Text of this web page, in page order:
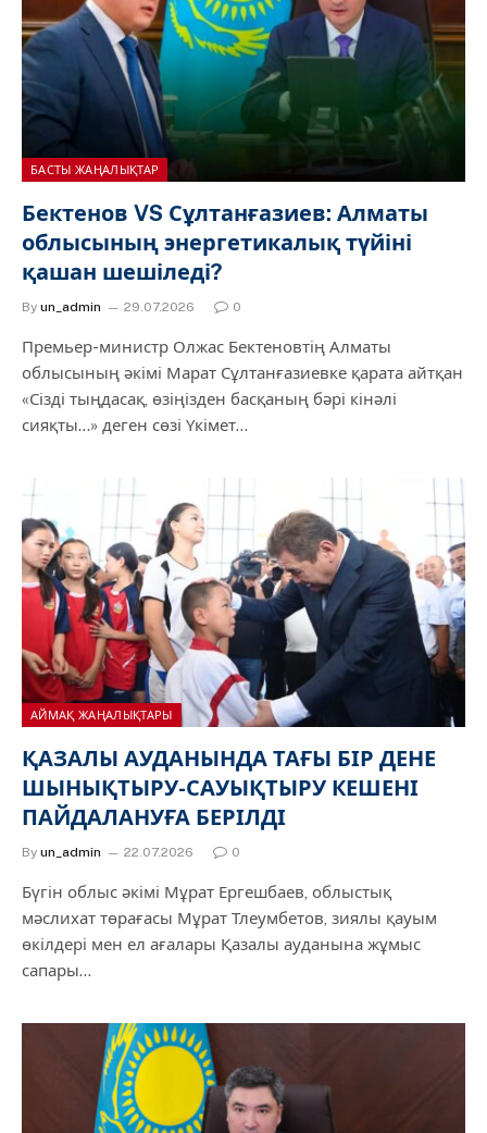
БАСТЫ ЖАҢАЛЫҚТАР
Бектенов VS Сұлтанғазиев: Алматы
облысының энергетикалық түйіні
қашан шешіледі?
By un_admin 29.07.2026 0
Премьер-министр Олжас Бектеновтің Алматы
облысының әкімі Марат Сұлтанғазиевке қарата айтқан
«Сізді тыңдасақ, өзіңізден басқаның бәрі кінәлі
сияқты…» деген сөзі Үкімет…
АЙМАҚ ЖАҢАЛЫҚТАРЫ
ҚАЗАЛЫ АУДАНЫНДА ТАҒЫ БІР ДЕНЕ
ШЫНЫҚТЫРУ-САУЫҚТЫРУ КЕШЕНІ
ПАЙДАЛАНУҒА БЕРІЛДІ
By un_admin 22.07.2026 0
Бүгін облыс әкімі Мұрат Ергешбаев, облыстық
мәслихат төрағасы Мұрат Тлеумбетов, зиялы қауым
өкілдері мен ел ағалары Қазалы ауданына жұмыс
сапары…